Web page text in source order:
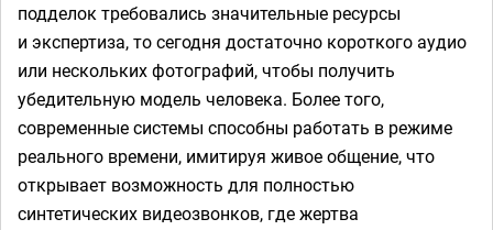
подделок требовались значительные ресурсы
и экспертиза, то сегодня достаточно короткого аудио
или нескольких фотографий, чтобы получить
убедительную модель человека. Более того,
современные системы способны работать в режиме
реального времени, имитируя живое общение, что
открывает возможность для полностью
синтетических видеозвонков, где жертва